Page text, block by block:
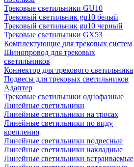
Трековые светильники GU10
Трековый светильник gu10 белый
Трековый светильник gu10 черный
Трековые светильники GX53
Комплектующие для трековых систем
Шинопровод для трековых
светильников
Коннектор для трекового светильника
Подвесы для трековых светильников
Адаптер
Трековые светильники однофазные
Линейные светильники
Линейные светильники на тросах
Линейные светильники по виду
крепления
Линейные светильники подвесные
Линейные светильники накладные
Линейные светильники встраиваемые